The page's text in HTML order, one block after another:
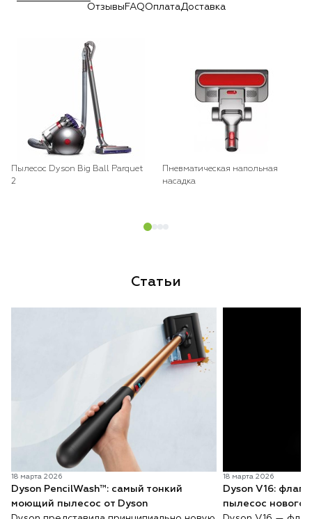
Отзывы FAQОплатаДоставка
Пылесос Dyson Big Ball Parquet
2
Пневматическая напольная
насадка
Статьи
18 марта 2026
Dyson PencilWash™: самый тонкий
моющий пылесос от Dyson
18 марта 2026
Dyson V16:
пылесос нового